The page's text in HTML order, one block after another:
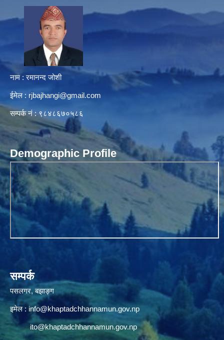
नाम : रमानन्द जोशी
ईमेल : rjbajhangi@gmail.com
सम्पर्क नं : ९८४८६७०५८६
Demographic Profile
सम्पर्क
पसलगर, बझाङ्ग
इमेल : info@khaptadchhannamun.gov.np
ito@khaptadchhannamun.gov.np